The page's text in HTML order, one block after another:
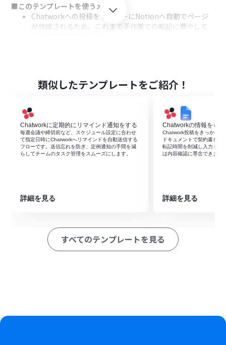
■このテンプレートを使うメリット
Chatworkへの投稿をトリガーにNotionへ自動でページ
が作成されるため、これまで手作業での転記に費やして
■フローボットの流れ
次に、トリガーでChatworkを選択し、「新しいメッセー
ジがルームに投稿されたら」というアクションを設定しま
す。
続いて、オペレーションで「テキストからデータを抽出す
る」を設定し、投稿されたメッセージからNotionのペー
す。
■このワークフローのカスタムポイント
類似したテンプレートをご紹介！
Chatworkに定期的にリマインド通知をする
毎週会議や締切前など、スケジュール設定に合わせ
て指定日時にChatworkへリマインドを自動送信する
フローです。送信忘れを防ぎ、定例通知の手間を減
らしてチームのタスク管理をスムーズにします。
詳細を見る
Chatworkの情報をも
Chatwork投稿をきっかけ
ドキュメントで契約書を自
転記時間を削減し入力ミス
は内容確認に専念できます
詳細を見る
すべてのテンプレートを見る